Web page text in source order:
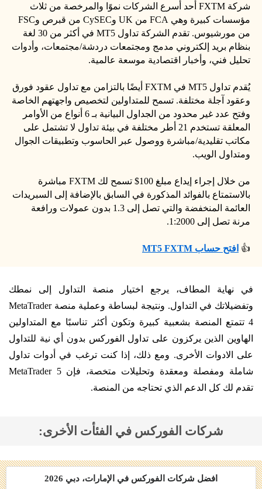
شركة FXTM أحد أسرع الشركات نموًا والمرخصة من ثلاث
مؤسسات كبيرة وهي FCA من UK وCySEC من قبرص وFSC
من مورشيوس. تقدم الشركة تداول MT5 في أكثر من 30 لغة
بنظام بريد إلكتروني مدمج ومجتمعات دردشة/مجتمعات، وأدوات
تحليل فني، وأخبار اقتصادية موسعة عالمية.
يُقدم تداول MT5 في FXTM أيضًا بالتزامن مع تداول عقود فورق
وعقود آجلة مختلفة. تسمح للمتداولين لتخصيص واجهتهم الخاصة
وفتح عدد غير محدود من الجداول البيانية بـ 6 أنواع من الأوامر
المعلقة تستخدم 21 أطر مختلفة في بيئة تداول لا تشتمل على
مكاتب تقليدية/مباشرة ووصول عبر الحاسوب وتطبيقات الجوال
ومتداول الويب.
من خلال إجراء إيداع مبلغ 100$ تسمح لك FXTM مباشرة
بالاستمتاع بالفوائد المذكورة في السابق بالإضافة إلى السبريدات
العائمة المنخفضة والتي تصل إلى 1.3 بدون عمولات ورافعة
مرنة تصل إلى 1:2000.
👍 افتح حساب MT5 FXTM
في نهاية المطاف، يرجع اختيار منصة التداول إلى نمطك
وتفضيلاتك في التداول. ونتيجة لبساطة وعملية منصة MetaTrader
4 تتمتع المنصة بشعبية كبيرة وتكون أكثر تناسبًا مع المتداولين
الهاوين الذين يركزون على تداول الفوركس بدون أي نية للتداول
على الادوات الأخرى. ومع ذلك، إذا كنت ترغب في أدوات تداول
شاملة ومفصلة ومعقدة وتحليلات متخصة، فإن MetaTrader 5
تقدم لك كل الدعم الذي تحتاجه من المنصة.
شركات الفوركس في الفئأت الأخرى:
افضل شركات الفوركس في الإمارات، دبي 2026